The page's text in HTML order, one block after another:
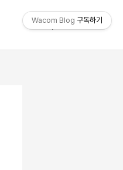
Shop
Wacom Blog 구독하기